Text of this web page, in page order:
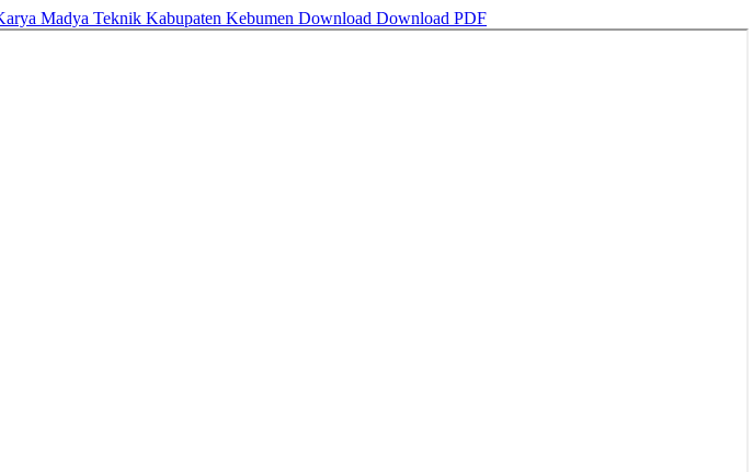
Madya Teknik Kabupaten Kebumen Download Download PDF